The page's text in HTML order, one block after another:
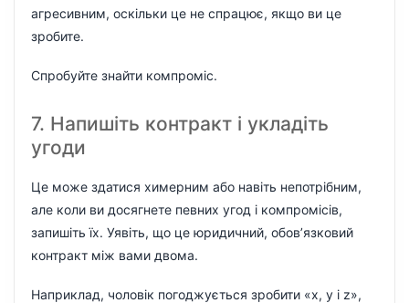
агресивним, оскільки це не спрацює, якщо ви це
зробите.
Спробуйте знайти компроміс.
7. Напишіть контракт і укладіть
угоди
Це може здатися химерним або навіть непотрібним,
але коли ви досягнете певних угод і компромісів,
запишіть їх. Уявіть, що це юридичний, обов’язковий
контракт між вами двома.
Наприклад, чоловік погоджується зробити «x, y і z»,